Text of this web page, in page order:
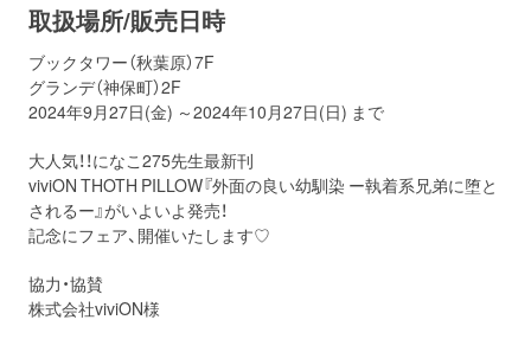
取扱場所/販売日時
ブックタワー（秋葉原）7F
グランデ（神保町）2F
2024年9月27日(金) ～2024年10月27日(日) まで
大人気！！になこ275先生最新刊
viviON THOTH PILLOW『外面の良い幼馴染 ー執着系兄弟に堕と
されるー』がいよいよ発売！
記念にフェア、開催いたします♡
協力・協賛
株式会社viviON様